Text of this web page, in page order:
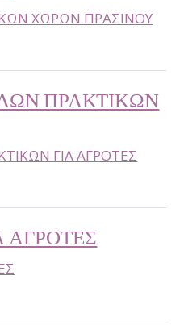
ΧΩΡΩΝ ΠΡΑΣΙΝΟΥ
ΠΡΑΚΤΙΚΩΝ
ΓΙΑ ΑΓΡΟΤΕΣ
ΑΓΡΟΤΕΣ